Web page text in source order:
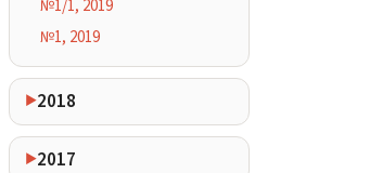
№1/1, 2019
№1, 2019
2018
2017